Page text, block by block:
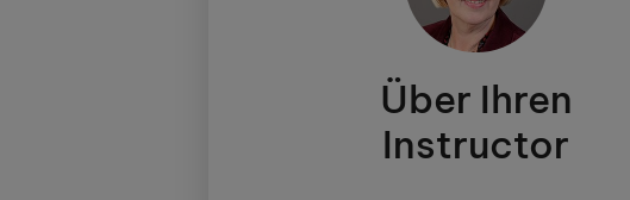
Tür. Fünf Gehminuten entfernt stehen Ihnen links
Niederrheinstraße kostenlose Pendlerparkplätze zur
Während der Öffnungszeiten ist der
dass wir Ihnen leider keine Fragen beantworten
Sprechzeiten stehen wir Ihnen gern für ein Gespräch
Über Ihren
Instructor